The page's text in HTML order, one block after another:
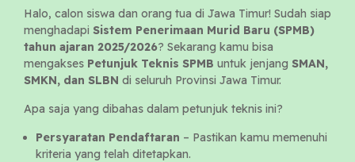
Halo, calon siswa dan orang tua di Jawa Timur! Sudah siap
menghadapi Sistem Penerimaan Murid Baru (SPMB)
tahun ajaran 2025/2026? Sekarang kamu bisa
mengakses Petunjuk Teknis SPMB untuk jenjang SMAN,
SMKN, dan SLBN di seluruh Provinsi Jawa Timur.
Apa saja yang dibahas dalam petunjuk teknis ini?
Persyaratan Pendaftaran – Pastikan kamu memenuhi
kriteria yang telah ditetapkan.